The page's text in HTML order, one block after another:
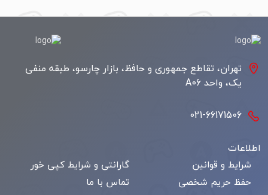
تهران، تقاطع جمهوری و حافظ، بازار چارسو، طبقه منفی
یک، واحد A06
021-66171506
اطلاعات
شرایط و قوانین
گارانتی و شرایط کپی خور
حفظ حریم شخصی
تماس با ما